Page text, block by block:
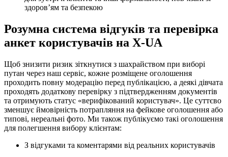
здоров’ям та безпекою
Розумна система відгуків та перевірка
анкет користувачів на X-UA
Щоб знизити ризик зіткнутися з шахрайством при виборі
путан через наш сервіс, кожне розміщене оголошення
проходить повну модерацію перед публікацією, а деякі дівчата
проходять додаткову перевірку з підтвердженням документів
та отримують статус «верифікований користувач». Це суттєво
зменшує ймовірність потрапляння на фейкове оголошення або
типові, нереальні фото. Ми також публікуємо такі оголошення
для полегшення вибору клієнтам:
З відгуками та коментарями від реальних користувачів